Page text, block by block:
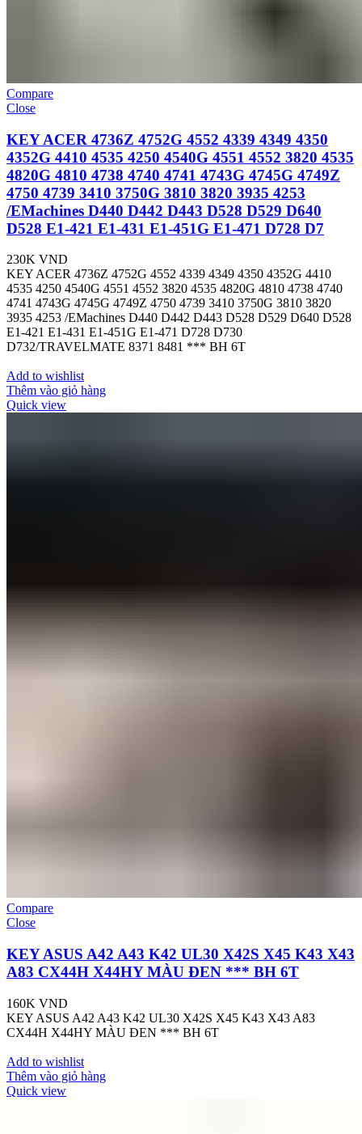
Compare
Close
KEY ACER 4736Z 4752G 4552 4339 4349 4350
4352G 4410 4535 4250 4540G 4551 4552 3820 4535
4820G 4810 4738 4740 4741 4743G 4745G 4749Z
4750 4739 3410 3750G 3810 3820 3935 4253
/EMachines D440 D442 D443 D528 D529 D640
D528 E1-421 E1-431 E1-451G E1-471 D728 D7
230K VND
KEY ACER 4736Z 4752G 4552 4339 4349 4350 4352G 4410
4535 4250 4540G 4551 4552 3820 4535 4820G 4810 4738 4740
4741 4743G 4745G 4749Z 4750 4739 3410 3750G 3810 3820
3935 4253 /EMachines D440 D442 D443 D528 D529 D640 D528
E1-421 E1-431 E1-451G E1-471 D728 D730
D732/TRAVELMATE 8371 8481 *** BH 6T
Add to wishlist
Thêm vào giỏ hàng
Quick view
Compare
Close
KEY ASUS A42 A43 K42 UL30 X42S X45 K43 X43
A83 CX44H X44HY MÀU ĐEN *** BH 6T
160K VND
KEY ASUS A42 A43 K42 UL30 X42S X45 K43 X43 A83
CX44H X44HY MÀU ĐEN *** BH 6T
Add to wishlist
Thêm vào giỏ hàng
Quick view